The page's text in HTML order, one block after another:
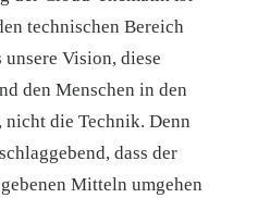
technischen Bereich
Vision, diese
den Menschen in den
die Technik. Denn
dass der
Mitteln umgehen